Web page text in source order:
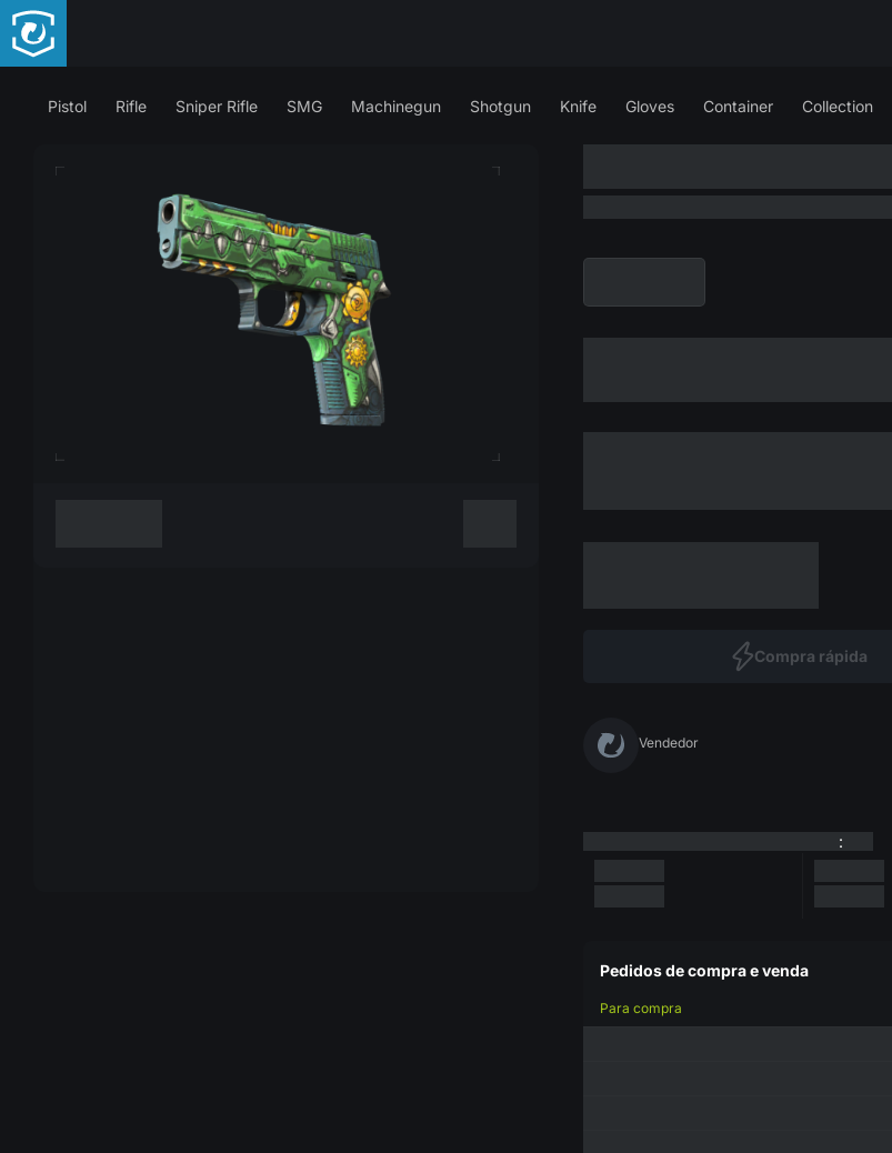
Pistol Rifle Sniper Rifle SMG Machinegun Shotgun Knife Gloves Container Collection
Compra rápida
Vendedor
:
Pedidos de compra e venda
Para compra